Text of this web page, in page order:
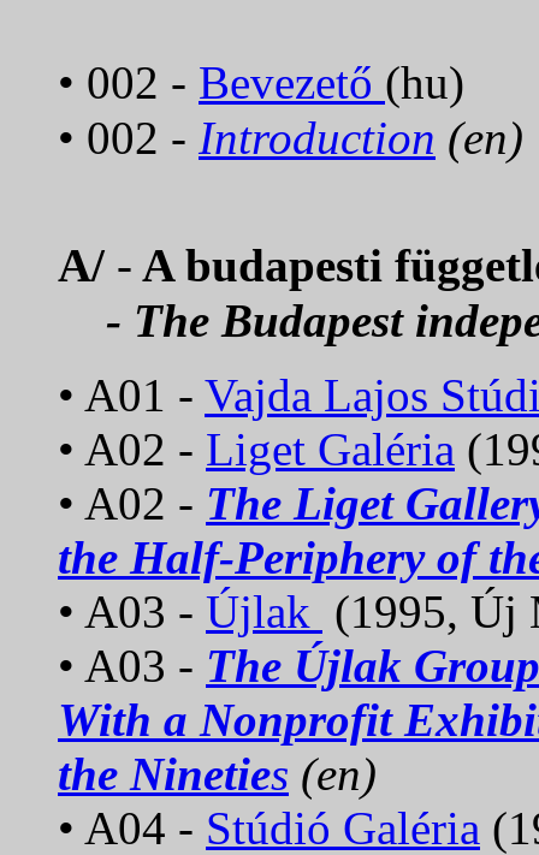
• 002 - Bevezető (hu)
• 002 - Introduction (en)
A/ - A budapesti
- The Budapest
• A01 - Vajda Lajos
• A02 - Liget Galéria
• A02 - The Liget
the Half-Periphery of
• A03 - Újlak (1995, Új
• A03 - The Újlak
With a Nonprofit
the Nineties (en)
• A04 - Stúdió Galéria